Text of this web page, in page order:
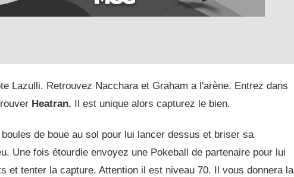
Lazulli. Retrouvez Nacchara et Graham a l'arène. Entrez dans
Heatran. Il est unique alors capturez le bien.
de boue au sol pour lui lancer dessus et briser sa
Une fois étourdie envoyez une Pokeball de partenaire pour lui
et tenter la capture. Attention il est niveau 70. Il vous donnera la